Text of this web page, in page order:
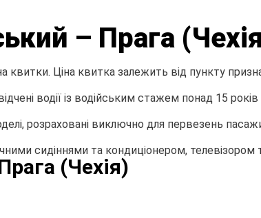
– Прага
Ціна квитка залежить від пункту
водії із водійським стажем понад 15
розраховані виключно для первезень
сидіннями та кондиціонером,
(Чехія)